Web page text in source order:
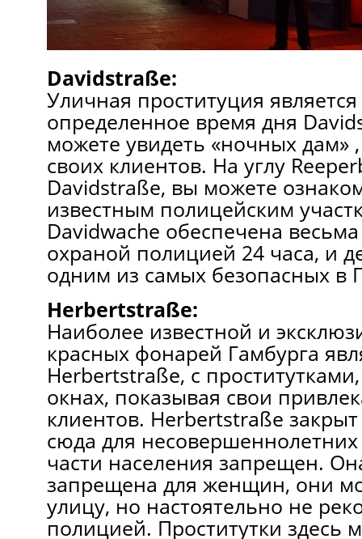
Davidstraße:
Уличная проституция
определенное время дня
можете увидеть «ночных дам»
своих клиентов. На углу
Davidstraße, вы можете
известным полицейским
Davidwache обеспечена
охраной полицией 24 часа, и
одним из самых безопасных в
Herbertstraße:
Наиболее известной и
красных фонарей Гамбурга
Herbertstraße, с
окнах, показывая свои
клиентов. Herbertstraße
сюда для
части населения запрещен.
запрещена для женщин, они
улицу, но настоятельно не
полицией. Проститутки здесь